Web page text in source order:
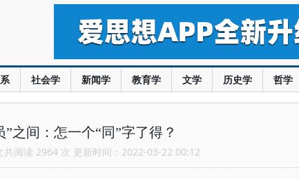
社会学 新闻学 教育学 文学 历史学 哲学
之间：怎一个“同”字了得？
共阅读 2964 次 更新时间：2022-03-22 00:12